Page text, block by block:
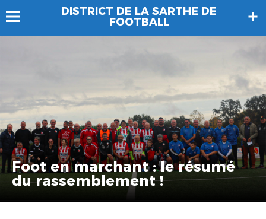
DISTRICT DE LA SARTHE DE
FOOTBALL
Foot en marchant : le résumé
du rassemblement !